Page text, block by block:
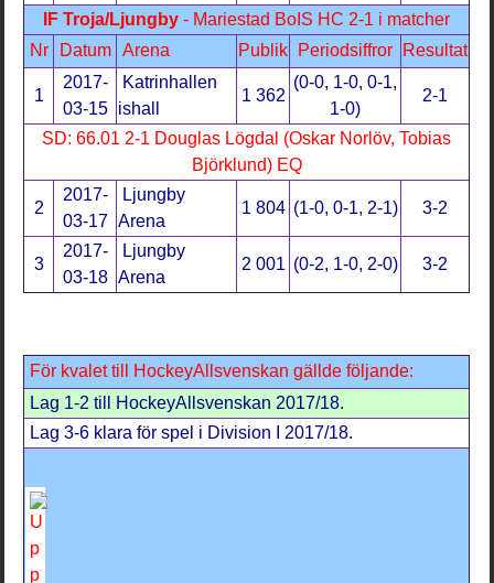
IF Troja/Ljungby - Mariestad BoIS HC 2-1 i matcher
Nr
Datum Arena Publik Periodsiffror Resultat
1
2017-
03-15
Katrinhallen
ishall
1 362
(0-0, 1-0, 0-1,
1-0)
2-1
SD: 66.01 2-1 Douglas Lögdal (Oskar Norlöv, Tobias
Björklund) EQ
2
2017-
03-17
Ljungby
Arena
1 804 (1-0, 0-1, 2-1) 3-2
3
2017-
03-18
Ljungby
Arena
2 001 (0-2, 1-0, 2-0) 3-2
För kvalet till HockeyAllsvenskan gällde följande:
Lag 1-2 till HockeyAllsvenskan 2017/18.
Lag 3-6 klara för spel i Division I 2017/18.